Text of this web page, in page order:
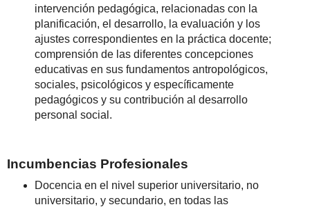
intervención pedagógica, relacionadas con la
planificación, el desarrollo, la evaluación y los
ajustes correspondientes en la práctica docente;
comprensión de las diferentes concepciones
educativas en sus fundamentos antropológicos,
sociales, psicológicos y específicamente
pedagógicos y su contribución al desarrollo
personal social.
Incumbencias Profesionales
Docencia en el nivel superior universitario, no
universitario, y secundario, en todas las